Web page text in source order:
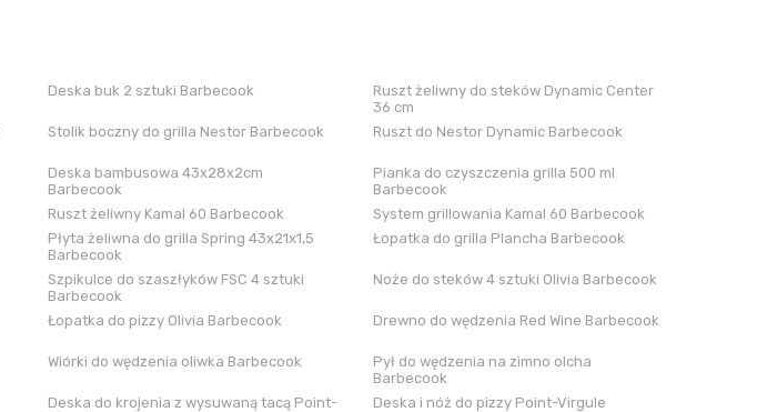
Deska buk 2 sztuki Barbecook
Ruszt żeliwny do steków Dynamic Center
36 cm
Stolik boczny do grilla Nestor Barbecook Ruszt do Nestor Dynamic Barbecook
Deska bambusowa 43x28x2cm
Barbecook
Pianka do czyszczenia grilla 500 ml
Barbecook
Ruszt żeliwny Kamal 60 Barbecook
System grillowania Kamal 60 Barbecook
Płyta żeliwna do grilla Spring 43x21x1,5
Barbecook
Łopatka do grilla Plancha Barbecook
Szpikulce do szaszłyków FSC 4 sztuki
Barbecook
Noże do steków 4 sztuki Olivia Barbecook
Łopatka do pizzy Olivia Barbecook Drewno do wędzenia Red Wine Barbecook
Wiórki do wędzenia oliwka Barbecook
Pył do wędzenia na zimno olcha
Barbecook
Deska do krojenia z wysuwaną tacą Point-
Deska i nóż do pizzy Point-Virgule